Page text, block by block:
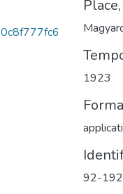
1923
92-